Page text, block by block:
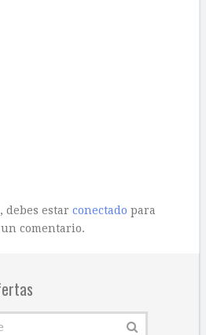
debes estar conectado para
comentario.